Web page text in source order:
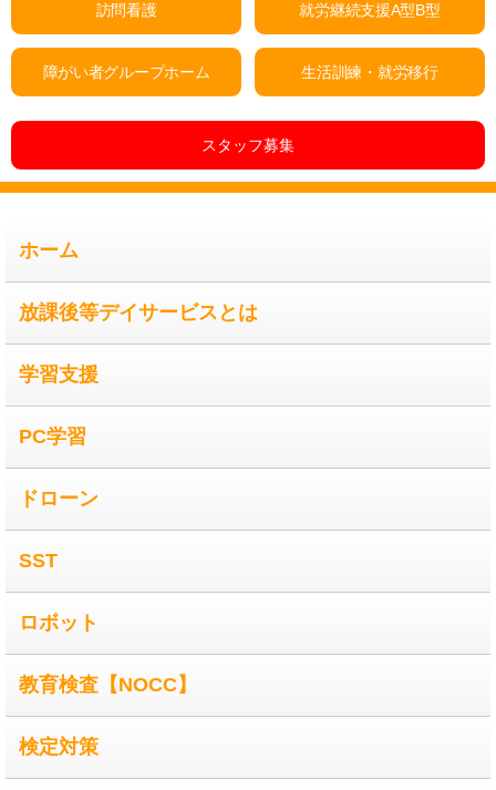
訪問看護 就労継続支援A型B型
障がい者グループホーム 生活訓練・就労移行
スタッフ募集
ホーム
放課後等デイサービスとは
学習支援
PC学習
ドローン
SST
ロボット
教育検査【NOCC】
検定対策